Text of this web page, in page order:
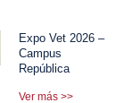
Expo Vet 2026 –
Campus
República
Ver más >>